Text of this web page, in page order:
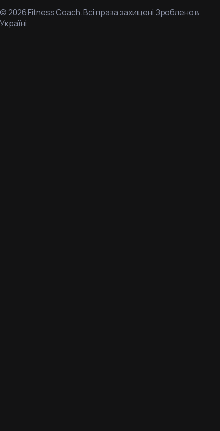
©2026Fitness Coach.Всі права захищені.Зроблено в
Україні